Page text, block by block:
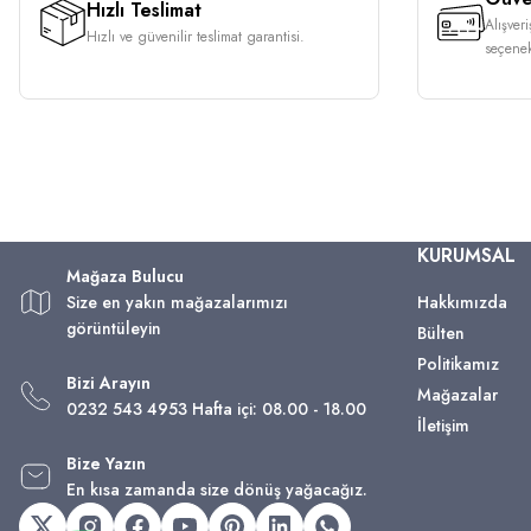
Hızlı Teslimat
Hızlı ve güvenilir teslimat garantisi.
Mağaza Bulucu
Size en yakın mağazalarımızı
görüntüleyin
Bizi Arayın
0232 543 4953 Hafta içi: 08.00 - 18.00
Bize Yazın
En kısa zamanda size dönüş yağacağız.
KURUMSAL
Hakkımızda
Bülten
Politikamız
Mağazalar
İletişim